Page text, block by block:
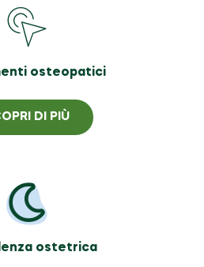
osteopatici
DI PIÙ
ostetrica